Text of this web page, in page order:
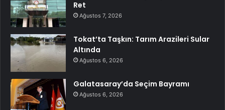
Ret
Ağustos 7, 2026
Tokat’ta Taşkın: Tarım Arazileri Sular
Altında
Ağustos 6, 2026
Galatasaray’da Seçim Bayramı
Ağustos 6, 2026